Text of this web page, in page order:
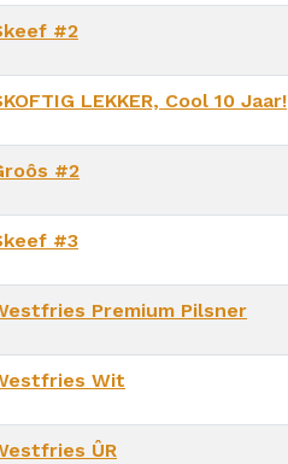
#2
LEKKER, Cool 10 Jaar!
#2
#3
Premium Pilsner
Wit
ÛR